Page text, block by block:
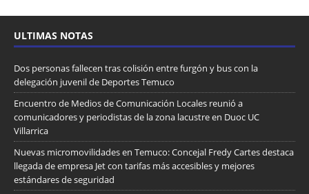
ULTIMAS NOTAS
Dos personas fallecen tras colisión entre furgón y bus con la
delegación juvenil de Deportes Temuco
Encuentro de Medios de Comunicación Locales reunió a
comunicadores y periodistas de la zona lacustre en Duoc UC
Villarrica
Nuevas micromovilidades en Temuco: Concejal Fredy Cartes destaca
llegada de empresa Jet con tarifas más accesibles y mejores
estándares de seguridad